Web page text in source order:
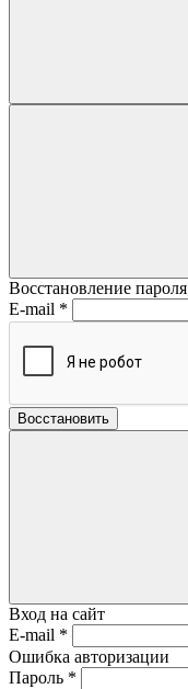
Восстановление пароля
E-mail *
Восстановить
Вход на сайт
E-mail *
Ошибка авторизации
Пароль *